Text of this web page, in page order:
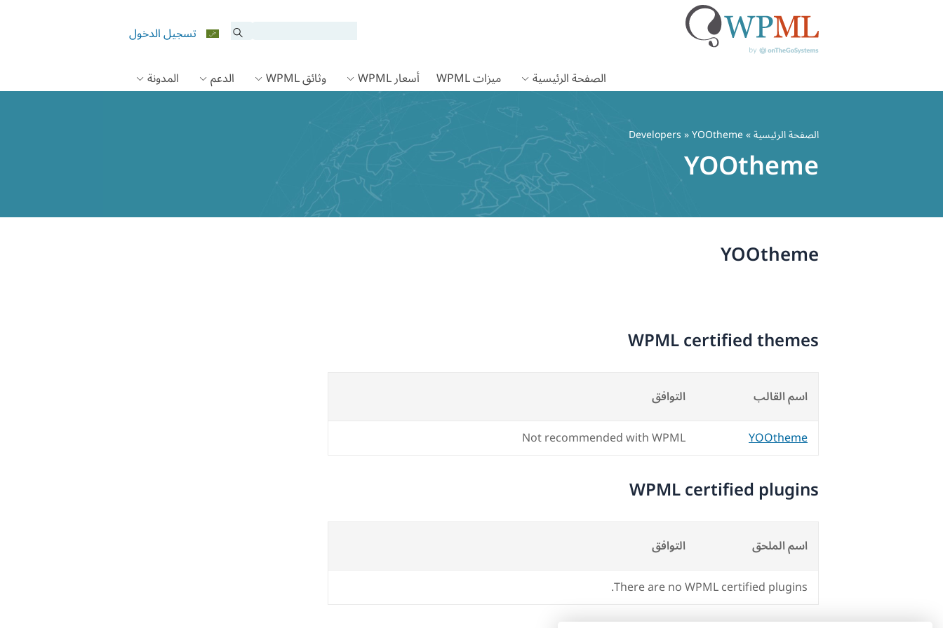
تسجيل الدخول
الصفحة الرئيسية
ميزات WPML أسعار WPML وثائق WPML الدعم المدونة
الصفحة الرئيسية» Developers » YOOtheme
YOOtheme
YOOtheme
WPML certified themes
اسم القالب
التوافق
YOOtheme
Not recommended with WPML
WPML certified plugins
اسم الملحق
التوافق
There are no WPML certified plugins.